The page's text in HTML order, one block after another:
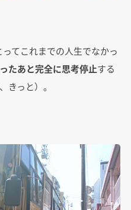
てこれまでの人生でなかっ
たあと完全に思考停止する
きっと）。